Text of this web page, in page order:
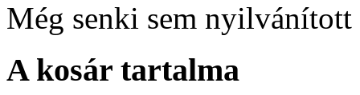
Még senki sem
A kosár tartalma